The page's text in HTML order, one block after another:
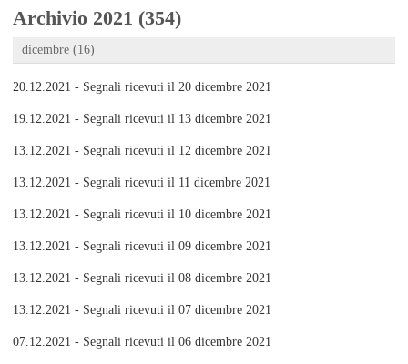
Archivio 2021 (354)
dicembre (16)
20.12.2021 - Segnali ricevuti il 20 dicembre 2021
19.12.2021 - Segnali ricevuti il 13 dicembre 2021
13.12.2021 - Segnali ricevuti il 12 dicembre 2021
13.12.2021 - Segnali ricevuti il 11 dicembre 2021
13.12.2021 - Segnali ricevuti il 10 dicembre 2021
13.12.2021 - Segnali ricevuti il 09 dicembre 2021
13.12.2021 - Segnali ricevuti il 08 dicembre 2021
13.12.2021 - Segnali ricevuti il 07 dicembre 2021
07.12.2021 - Segnali ricevuti il 06 dicembre 2021